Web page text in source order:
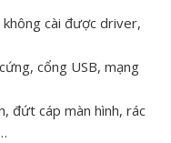
cài được driver,
cổng USB, mạng
đứt cáp màn hình, rác